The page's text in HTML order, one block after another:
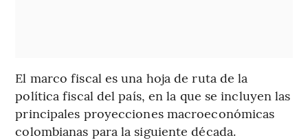
El marco fiscal es una hoja de ruta de la
política fiscal del país, en la que se incluyen las
principales proyecciones macroeconómicas
colombianas para la siguiente década.